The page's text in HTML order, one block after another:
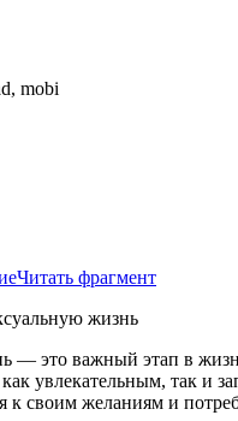
mobi
Читать фрагмент
уальную жизнь
— это важный этап в
увлекательным, так и
к своим желаниям и